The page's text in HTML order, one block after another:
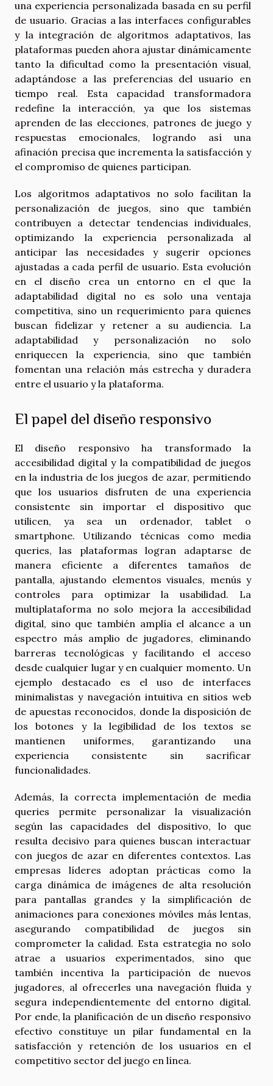
una experiencia personalizada basada en su perfil
de usuario. Gracias a las interfaces configurables
y la integración de algoritmos adaptativos, las
plataformas pueden ahora ajustar dinámicamente
tanto la dificultad como la presentación visual,
adaptándose a las preferencias del usuario en
tiempo real. Esta capacidad transformadora
redefine la interacción, ya que los sistemas
aprenden de las elecciones, patrones de juego y
respuestas emocionales, logrando así una
afinación precisa que incrementa la satisfacción y
el compromiso de quienes participan.
Los algoritmos adaptativos no solo facilitan la
personalización de juegos, sino que también
contribuyen a detectar tendencias individuales,
optimizando la experiencia personalizada al
anticipar las necesidades y sugerir opciones
ajustadas a cada perfil de usuario. Esta evolución
en el diseño crea un entorno en el que la
adaptabilidad digital no es solo una ventaja
competitiva, sino un requerimiento para quienes
buscan fidelizar y retener a su audiencia. La
adaptabilidad y personalización no solo
enriquecen la experiencia, sino que también
fomentan una relación más estrecha y duradera
entre el usuario y la plataforma.
El papel del diseño responsivo
El diseño responsivo ha transformado la
accesibilidad digital y la compatibilidad de juegos
en la industria de los juegos de azar, permitiendo
que los usuarios disfruten de una experiencia
consistente sin importar el dispositivo que
utilicen, ya sea un ordenador, tablet o
smartphone. Utilizando técnicas como media
queries, las plataformas logran adaptarse de
manera eficiente a diferentes tamaños de
pantalla, ajustando elementos visuales, menús y
controles para optimizar la usabilidad. La
multiplataforma no solo mejora la accesibilidad
digital, sino que también amplía el alcance a un
espectro más amplio de jugadores, eliminando
barreras tecnológicas y facilitando el acceso
desde cualquier lugar y en cualquier momento. Un
ejemplo destacado es el uso de interfaces
minimalistas y navegación intuitiva en sitios web
de apuestas reconocidos, donde la disposición de
los botones y la legibilidad de los textos se
mantienen uniformes, garantizando una
experiencia consistente sin sacrificar
funcionalidades.
Además, la correcta implementación de media
queries permite personalizar la visualización
según las capacidades del dispositivo, lo que
resulta decisivo para quienes buscan interactuar
con juegos de azar en diferentes contextos. Las
empresas líderes adoptan prácticas como la
carga dinámica de imágenes de alta resolución
para pantallas grandes y la simplificación de
animaciones para conexiones móviles más lentas,
asegurando compatibilidad de juegos sin
comprometer la calidad. Esta estrategia no solo
atrae a usuarios experimentados, sino que
también incentiva la participación de nuevos
jugadores, al ofrecerles una navegación fluida y
segura independientemente del entorno digital.
Por ende, la planificación de un diseño responsivo
efectivo constituye un pilar fundamental en la
satisfacción y retención de los usuarios en el
competitivo sector del juego en línea.